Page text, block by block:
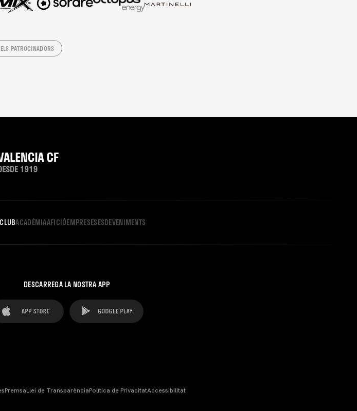
PATROCINADORS
CLUBACADÈMIAAFICIÓEMPRESESESDEVENIMENTS
DESCARREGA LA NOSTRA APP
PremsaLlei de TransparènciaPolítica de PrivacitatAccessibilitat